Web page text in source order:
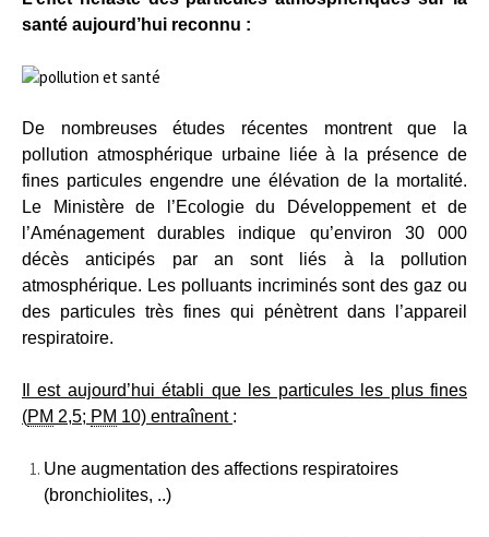
santé aujourd’hui reconnu :
De nombreuses études récentes montrent que la
pollution atmosphérique urbaine liée à la présence de
fines particules engendre une élévation de la mortalité.
Le Ministère de l’Ecologie du Développement et de
l’Aménagement durables indique qu’environ 30 000
décès anticipés par an sont liés à la pollution
atmosphérique. Les polluants incriminés sont des gaz ou
des particules très fines qui pénètrent dans l’appareil
respiratoire.
Il est aujourd’hui établi que les particules les plus fines
(PM 2,5; PM 10) entraînent :
Une augmentation des affections respiratoires
(bronchiolites, ..)